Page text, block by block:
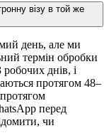
візу в той же
день, але ми
термін обробки
днів, і
протягом 48–
перед
чи